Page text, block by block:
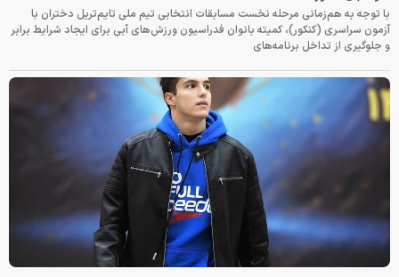
با توجه به هم‌زمانی مرحله نخست مسابقات انتخابی تیم ملی تایم‌تریل دختران با
آزمون سراسری (کنکور)، کمیته بانوان فدراسیون ورزش‌های آبی برای ایجاد شرایط برابر
و جلوگیری از تداخل برنامه‌های